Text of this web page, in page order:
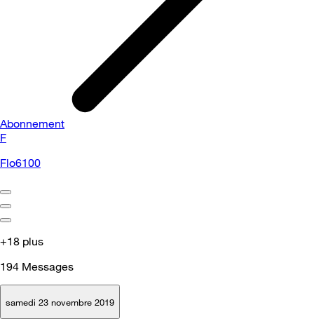
Abonnement
F
Flo6100
+18 plus
194 Messages
samedi 23 novembre 2019